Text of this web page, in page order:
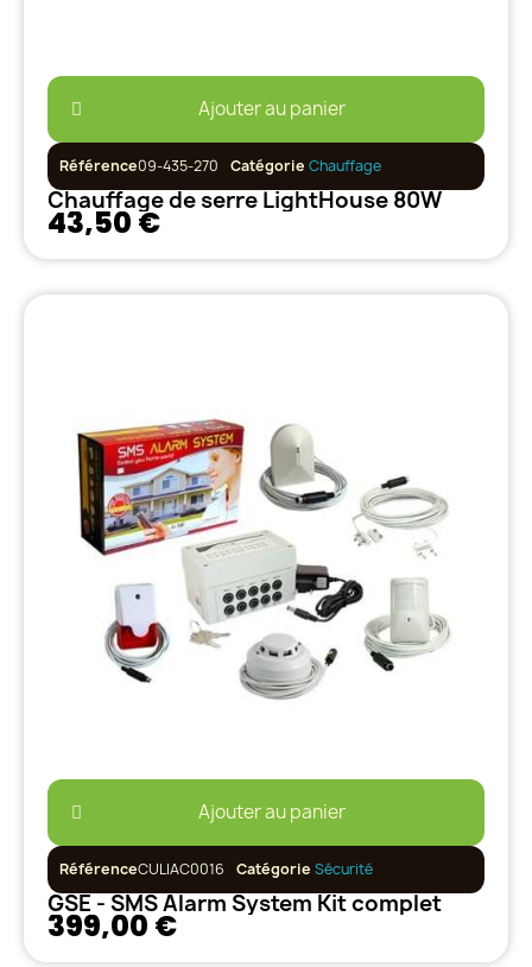
Ajouter au panier
Référence09-435-270 Catégorie Chauffage
Chauffage de serre LightHouse 80W
43,50 €
Ajouter au panier
RéférenceCULIAC0016 Catégorie Sécurité
GSE - SMS Alarm System Kit complet
399,00 €